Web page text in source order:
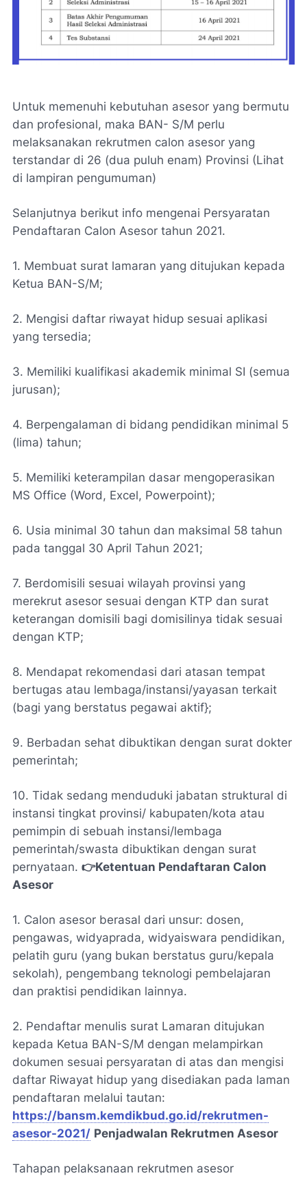
Untuk memenuhi kebutuhan asesor yang bermutu
dan profesional, maka BAN- S/M perlu
melaksanakan rekrutmen calon asesor yang
terstandar di 26 (dua puluh enam) Provinsi (Lihat
di lampiran pengumuman)
Selanjutnya berikut info mengenai Persyaratan
Pendaftaran Calon Asesor tahun 2021.
1. Membuat surat lamaran yang ditujukan kepada
Ketua BAN-S/M;
2. Mengisi daftar riwayat hidup sesuai aplikasi
yang tersedia;
3. Memiliki kualifikasi akademik minimal SI (semua
jurusan);
4. Berpengalaman di bidang pendidikan minimal 5
(lima) tahun;
5. Memiliki keterampilan dasar mengoperasikan
MS Office (Word, Excel, Powerpoint);
6. Usia minimal 30 tahun dan maksimal 58 tahun
pada tanggal 30 April Tahun 2021;
7. Berdomisili sesuai wilayah provinsi yang
merekrut asesor sesuai dengan KTP dan surat
keterangan domisili bagi domisilinya tidak sesuai
dengan KTP;
8. Mendapat rekomendasi dari atasan tempat
bertugas atau lembaga/instansi/yayasan terkait
(bagi yang berstatus pegawai aktif};
9. Berbadan sehat dibuktikan dengan surat dokter
pemerintah;
10. Tidak sedang menduduki jabatan struktural di
instansi tingkat provinsi/ kabupaten/kota atau
pemimpin di sebuah instansi/lembaga
pemerintah/swasta dibuktikan dengan surat
pernyataan. 👉Ketentuan Pendaftaran Calon
Asesor
1. Calon asesor berasal dari unsur: dosen,
pengawas, widyaprada, widyaiswara pendidikan,
pelatih guru (yang bukan berstatus guru/kepala
sekolah), pengembang teknologi pembelajaran
dan praktisi pendidikan lainnya.
2. Pendaftar menulis surat Lamaran ditujukan
kepada Ketua BAN-S/M dengan melampirkan
dokumen sesuai persyaratan di atas dan mengisi
daftar Riwayat hidup yang disediakan pada laman
pendaftaran melalui tautan:
https://bansm.kemdikbud.go.id/rekrutmen-
asesor-2021/ Penjadwalan Rekrutmen Asesor
Tahapan pelaksanaan rekrutmen asesor